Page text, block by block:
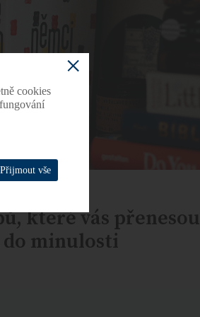
které vás přenesou
minulosti
cookies
Přijmout vše